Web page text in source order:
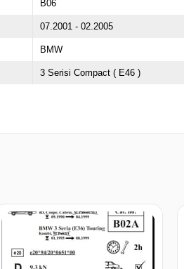
B06
07.2001 - 02.2005
BMW
3 Serisi Compact ( E46 )